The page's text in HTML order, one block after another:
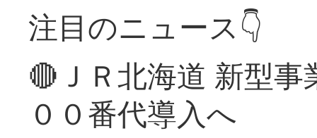
注目のニュース👇
🔴ＪＲ北海道 新型
００番代導入へ